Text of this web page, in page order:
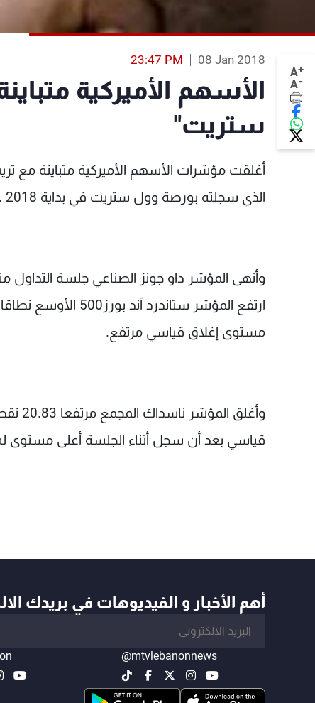
A+
A-
08 Jan 2018
23:47 PM
الأسهم الأميركية
ستريت"
أغلقت مؤشرات الأسهم الأميركية متباينة مع
الذي سجلته بورصة وول ستريت في بداية 2018 .
مستوى إغلاق قياسي مرتفع.
قياسي بعد أن سجل أثناء الجلسة أعلى مستوى له على
أهم الأخبار و الفيديوهات في بريدك
@mtvlebanonnews